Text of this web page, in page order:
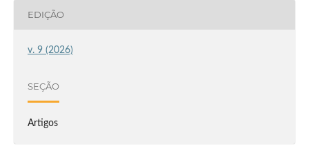
EDIÇÃO
v. 9 (2026)
SEÇÃO
Artigos